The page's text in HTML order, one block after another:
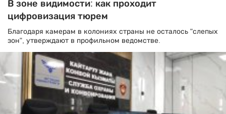
В зоне видимости: как проходит
цифровизация тюрем
Благодаря камерам в колониях страны не осталось "слепых
зон", утверждают в профильном ведомстве.